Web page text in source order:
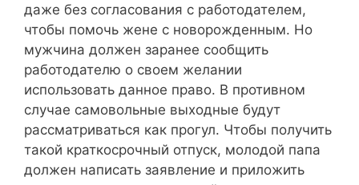
даже без согласования с работодателем,
чтобы помочь жене с новорожденным. Но
мужчина должен заранее сообщить
работодателю о своем желании
использовать данное право. В противном
случае самовольные выходные будут
рассматриваться как прогул. Чтобы получить
такой краткосрочный отпуск, молодой папа
должен написать заявление и приложить